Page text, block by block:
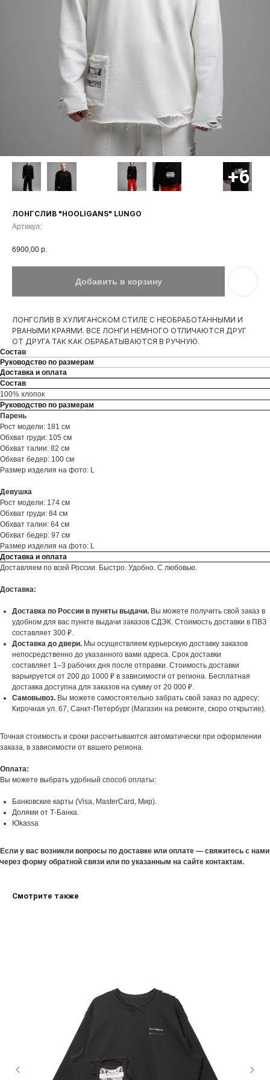
ЛОНГСЛИВ "HOOLIGANS" LUNGO
Артикул:
6900,00 р.
Добавить в корзину
ЛОНГСЛИВ В ХУЛИГАНСКОМ СТИЛЕ С НЕОБРАБОТАННЫМИ И
РВАНЫМИ КРАЯМИ. ВСЕ ЛОНГИ НЕМНОГО ОТЛИЧАЮТСЯ ДРУГ
ОТ ДРУГА ТАК КАК ОБРАБАТЫВАЮТСЯ В РУЧНУЮ.
Состав
Руководство по размерам
Доставка и оплата
Состав
100% хлопок
Руководство по размерам
Парень
Рост модели: 181 см
Обхват груди: 105 см
Обхват талии: 82 см
Обхват бедер: 100 см
Размер изделия на фото: L
Девушка
Рост модели: 174 см
Обхват груди: 84 см
Обхват талии: 64 см
Обхват бедер: 97 см
Размер изделия на фото: L
Доставка и оплата
Доставляем по всей России. Быстро. Удобно. С любовью.
Доставка:
Доставка по России в пункты выдачи. Вы можете получить свой заказ в
удобном для вас пункте выдачи заказов СДЭК. Стоимость доставки в ПВЗ
составляет 300 ₽.
Доставка до двери. Мы осуществляем курьерскую доставку заказов
непосредственно до указанного вами адреса. Срок доставки
составляет 1–3 рабочих дня после отправки. Стоимость доставки
варьируется от 200 до 1000 ₽ в зависимости от региона. Бесплатная
доставка доступна для заказов на сумму от 20 000 ₽.
Самовывоз. Вы можете самостоятельно забрать свой заказ по адресу:
Кирочная ул. 67, Санкт-Петербург (Магазин на ремонте, скоро открытие).
Точная стоимость и сроки рассчитываются автоматически при оформлении
заказа, в зависимости от вашего региона.
Оплата:
Вы можете выбрать удобный способ оплаты:
Банковские карты (Visa, MasterCard, Мир).
Долями от Т-Банка.
Юkassa
Если у вас возникли вопросы по доставке или оплате — свяжитесь с нами
через форму обратной связи или по указанным на сайте контактам.
Смотрите также
Санкт-Петербург, ул. Седова 10 (производство)
КОНТАКТЫ